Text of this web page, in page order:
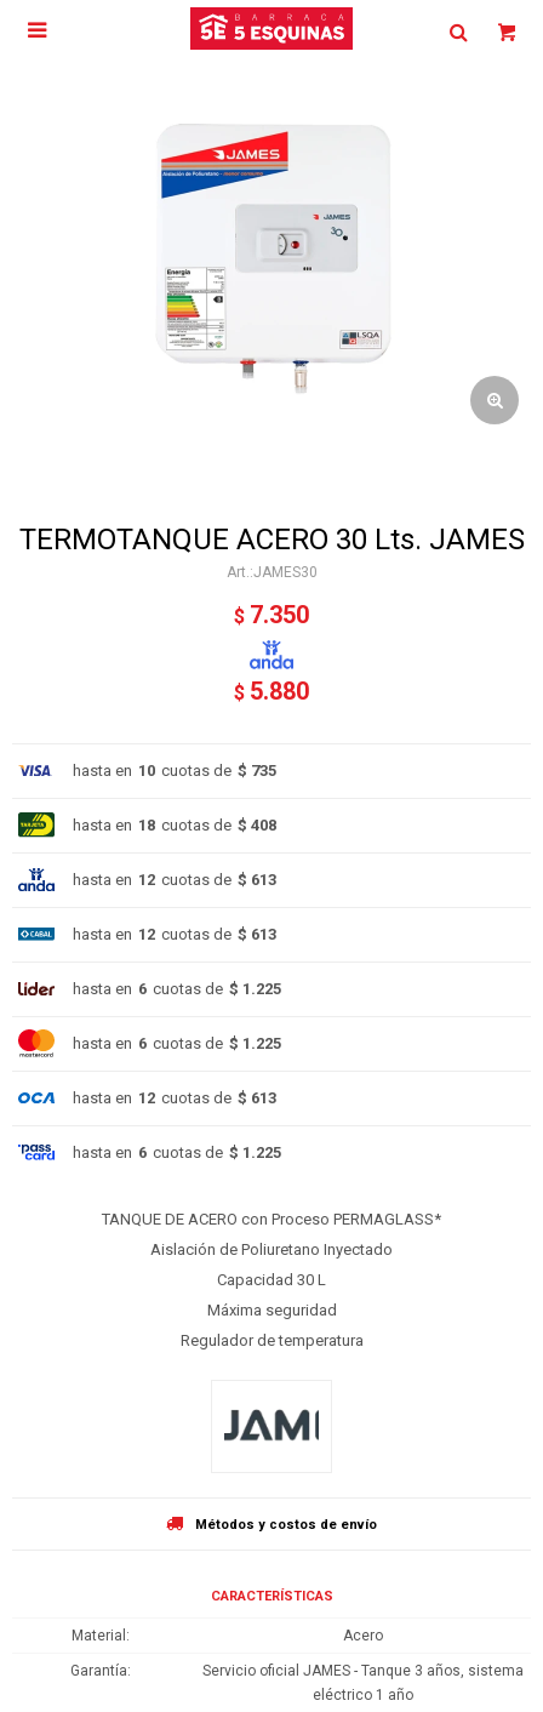

TERMOTANQUE ACERO 30 Lts. JAMES
JAMES30
$ 7.350
$ 5.880
hasta en 10 cuotas de $ 735
hasta en 18 cuotas de $ 408
hasta en 12 cuotas de $ 613
hasta en 12 cuotas de $ 613
hasta en 6 cuotas de $ 1.225
hasta en 6 cuotas de $ 1.225
hasta en 12 cuotas de $ 613
hasta en 6 cuotas de $ 1.225
TANQUE DE ACERO con Proceso PERMAGLASS*
Aislación de Poliuretano Inyectado
Capacidad 30 L
Máxima seguridad
Regulador de temperatura
Métodos y costos de envío
CARACTERÍSTICAS
Material Acero
Garantía
Servicio oficial JAMES - Tanque 3 años, sistema
eléctrico 1 año